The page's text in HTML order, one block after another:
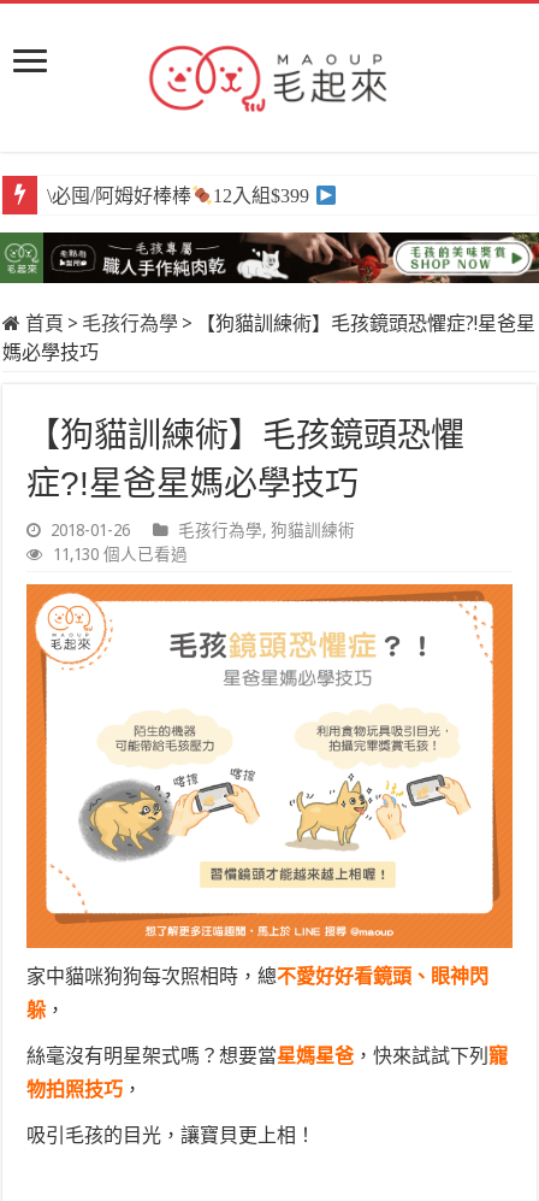
\必囤/阿姆好棒棒 12入組$399
首頁 > 毛孩行為學 >
【狗貓訓練術】毛孩鏡頭恐懼症?!星爸星
媽必學技巧
【狗貓訓練術】毛孩鏡頭恐懼
症?!星爸星媽必學技巧
2018-01-26 毛孩行為學,狗貓訓練術
11,130 個人已看過
家中貓咪狗狗每次照相時，總不愛好好看鏡頭、眼神閃
躲 ，
絲毫沒有明星架式嗎？想要當星媽星爸 ，快來試試下列寵
物拍照技巧 ，
吸引毛孩的目光，讓寶貝更上相！